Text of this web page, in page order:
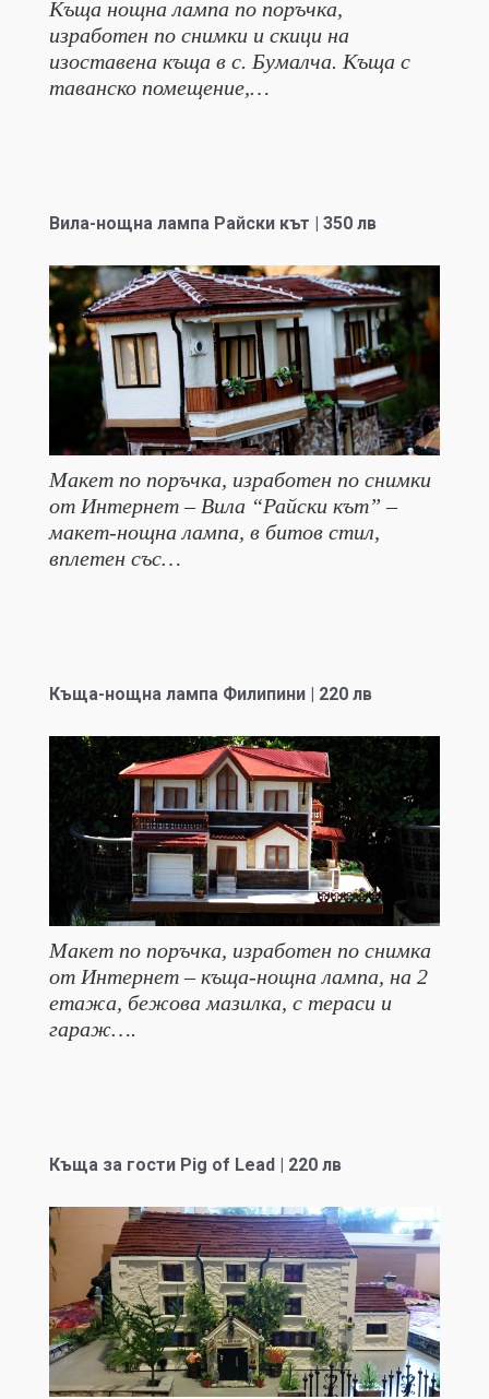
Къща нощна лампа по поръчка,
изработен по снимки и скици на
изоставена къща в с. Бумалча. Къща с
таванско помещение,…
Вила-нощна лампа Райски кът | 350 лв
Макет по поръчка, изработен по снимки
от Интернет – Вила “Райски кът” –
макет-нощна лампа, в битов стил,
вплетен със…
Къща-нощна лампа Филипини | 220 лв
Макет по поръчка, изработен по снимка
от Интернет – къща-нощна лампа, на 2
етажа, бежова мазилка, с тераси и
гараж….
Къща за гости Pig of Lead | 220 лв